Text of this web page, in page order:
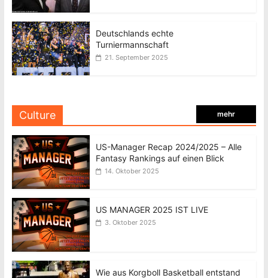
Deutschlands echte
Turniermannschaft
21. September 2025
Culture mehr
US-Manager Recap 2024/2025 – Alle
Fantasy Rankings auf einen Blick
14. Oktober 2025
US MANAGER 2025 IST LIVE
3. Oktober 2025
Wie aus Korgboll Basketball entstand